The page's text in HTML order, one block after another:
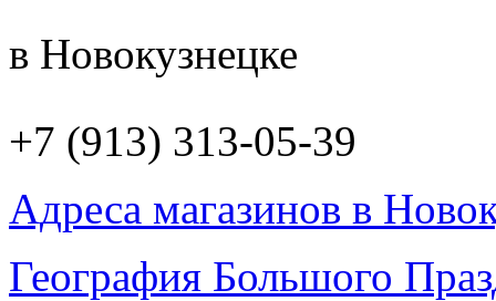
в Новокузнецке
+7 (913) 313-05-39
Адреса магазинов в
География Большого